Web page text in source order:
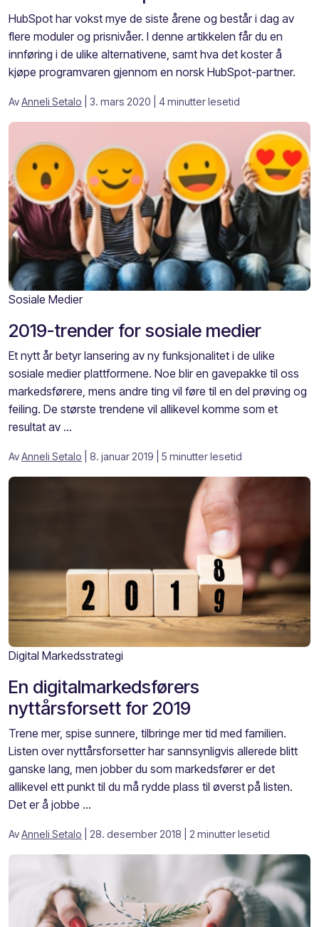
HubSpot har vokst mye de siste årene og består i dag av
flere moduler og prisnivåer. I denne artikkelen får du en
innføring i de ulike alternativene, samt hva det koster å
kjøpe programvaren gjennom en norsk HubSpot-partner.
AvAnneli Setalo | 3. mars 2020 | 4 minutter lesetid
Sosiale Medier
2019-trender for sosiale medier
Et nytt år betyr lansering av ny funksjonalitet i de ulike
sosiale medier plattformene. Noe blir en gavepakke til oss
markedsførere, mens andre ting vil føre til en del prøving og
feiling. De største trendene vil allikevel komme som et
resultat av ...
AvAnneli Setalo | 8. januar 2019 | 5 minutter lesetid
Digital Markedsstrategi
En digitalmarkedsførers
nyttårsforsett for 2019
Trene mer, spise sunnere, tilbringe mer tid med familien.
Listen over nyttårsforsetter har sannsynligvis allerede blitt
ganske lang, men jobber du som markedsfører er det
allikevel ett punkt til du må rydde plass til øverst på listen.
Det er å jobbe ...
AvAnneli Setalo | 28. desember 2018 | 2 minutter lesetid